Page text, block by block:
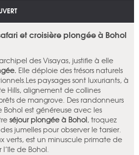
et croisière plongée à Bohol
des Visayas, justifie à elle
Elle déploie des trésors naturels
paysages sont luxuriants, à
Hills, alignement de collines
de mangrove. Des randonneurs
Bohol est généreuse avec les
séjour plongée à Bohol, troquez
jumelles pour observer le tarsier.
verts, est un minuscule primate de
l’île de Bohol.